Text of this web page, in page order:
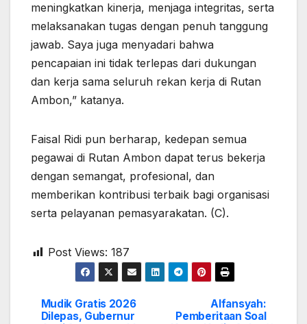
meningkatkan kinerja, menjaga integritas, serta
melaksanakan tugas dengan penuh tanggung
jawab. Saya juga menyadari bahwa
pencapaian ini tidak terlepas dari dukungan
dan kerja sama seluruh rekan kerja di Rutan
Ambon,” katanya.
Faisal Ridi pun berharap, kedepan semua
pegawai di Rutan Ambon dapat terus bekerja
dengan semangat, profesional, dan
memberikan kontribusi terbaik bagi organisasi
serta pelayanan pemasyarakatan. (C).
Post Views: 187
Post
Alfansyah:
Pemberitaan Soal
Mudik Gratis 2026
Dilepas, Gubernur